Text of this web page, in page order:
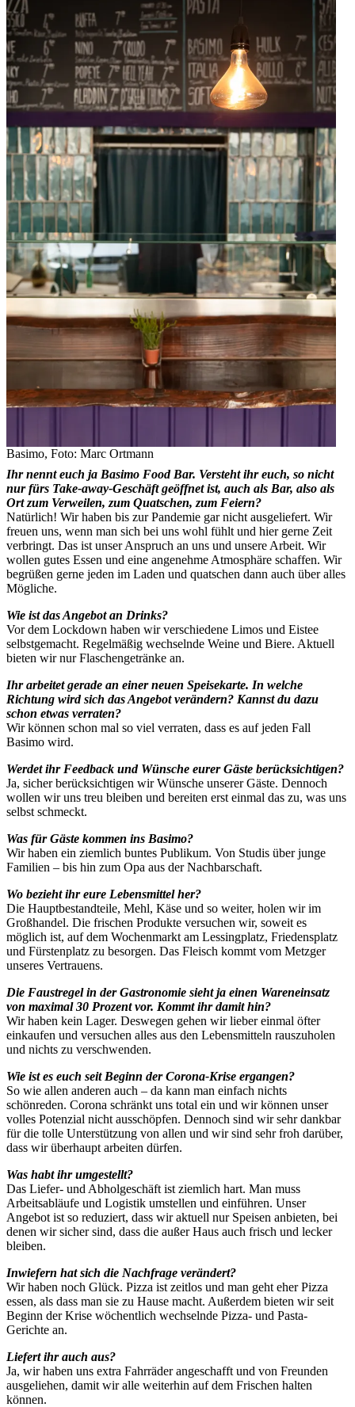
Basimo, Foto: Marc Ortmann
Ihr nennt euch ja Basimo Food Bar. Versteht ihr euch, so nicht
nur fürs Take-away-Geschäft geöffnet ist, auch als Bar, also als
Ort zum Verweilen, zum Quatschen, zum Feiern?
Natürlich! Wir haben bis zur Pandemie gar nicht ausgeliefert. Wir
freuen uns, wenn man sich bei uns wohl fühlt und hier gerne Zeit
verbringt. Das ist unser Anspruch an uns und unsere Arbeit. Wir
wollen gutes Essen und eine angenehme Atmosphäre schaffen. Wir
begrüßen gerne jeden im Laden und quatschen dann auch über alles
Mögliche.
Wie ist das Angebot an Drinks?
Vor dem Lockdown haben wir verschiedene Limos und Eistee
selbstgemacht. Regelmäßig wechselnde Weine und Biere. Aktuell
bieten wir nur Flaschengetränke an.
Ihr arbeitet gerade an einer neuen Speisekarte. In welche
Richtung wird sich das Angebot verändern? Kannst du dazu
schon etwas verraten?
Wir können schon mal so viel verraten, dass es auf jeden Fall
Basimo wird.
Werdet ihr Feedback und Wünsche eurer Gäste berücksichtigen?
Ja, sicher berücksichtigen wir Wünsche unserer Gäste. Dennoch
wollen wir uns treu bleiben und bereiten erst einmal das zu, was uns
selbst schmeckt.
Was für Gäste kommen ins Basimo?
Wir haben ein ziemlich buntes Publikum. Von Studis über junge
Familien – bis hin zum Opa aus der Nachbarschaft.
Wo bezieht ihr eure Lebensmittel her?
Die Hauptbestandteile, Mehl, Käse und so weiter, holen wir im
Großhandel. Die frischen Produkte versuchen wir, soweit es
möglich ist, auf dem Wochenmarkt am Lessingplatz, Friedensplatz
und Fürstenplatz zu besorgen. Das Fleisch kommt vom Metzger
unseres Vertrauens.
Die Faustregel in der Gastronomie sieht ja einen Wareneinsatz
von maximal 30 Prozent vor. Kommt ihr damit hin?
Wir haben kein Lager. Deswegen gehen wir lieber einmal öfter
einkaufen und versuchen alles aus den Lebensmitteln rauszuholen
und nichts zu verschwenden.
Wie ist es euch seit Beginn der Corona-Krise ergangen?
So wie allen anderen auch – da kann man einfach nichts
schönreden. Corona schränkt uns total ein und wir können unser
volles Potenzial nicht ausschöpfen. Dennoch sind wir sehr dankbar
für die tolle Unterstützung von allen und wir sind sehr froh darüber,
dass wir überhaupt arbeiten dürfen.
Was habt ihr umgestellt?
Das Liefer- und Abholgeschäft ist ziemlich hart. Man muss
Arbeitsabläufe und Logistik umstellen und einführen. Unser
Angebot ist so reduziert, dass wir aktuell nur Speisen anbieten, bei
denen wir sicher sind, dass die außer Haus auch frisch und lecker
bleiben.
Inwiefern hat sich die Nachfrage verändert?
Wir haben noch Glück. Pizza ist zeitlos und man geht eher Pizza
essen, als dass man sie zu Hause macht. Außerdem bieten wir seit
Beginn der Krise wöchentlich wechselnde Pizza- und Pasta-
Gerichte an.
Liefert ihr auch aus?
Ja, wir haben uns extra Fahrräder angeschafft und von Freunden
ausgeliehen, damit wir alle weiterhin auf dem Frischen halten
können.